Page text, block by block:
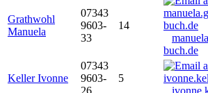
Grathwohl
Manuela
07343
9603-
33
14
buch.de
Keller Ivonne
07343
9603-
26
5